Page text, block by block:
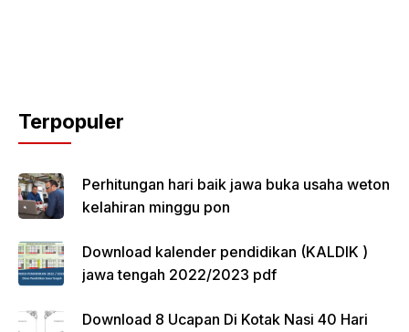
Terpopuler
Perhitungan hari baik jawa buka usaha weton
kelahiran minggu pon
Download kalender pendidikan (KALDIK )
jawa tengah 2022/2023 pdf
Download 8 Ucapan Di Kotak Nasi 40 Hari